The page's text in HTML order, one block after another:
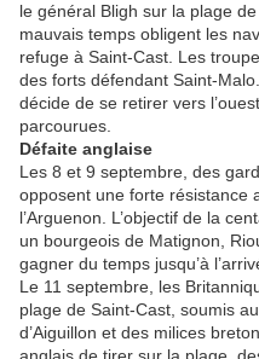
le général Bligh sur la plage
mauvais temps obligent les
refuge à Saint-Cast. Les
des forts défendant Saint-
décide de se retirer vers
parcourues.
Défaite anglaise
Les 8 et 9 septembre, des
opposent une forte résistance
l’Arguenon. L’objectif de la
un bourgeois de Matignon,
gagner du temps jusqu’à
Le 11 septembre, les
plage de Saint-Cast, soumis
d’Aiguillon et des milices